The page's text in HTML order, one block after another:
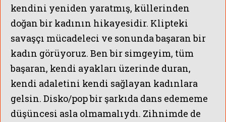
kendini yeniden yaratmış, küllerinden
doğan bir kadının hikayesidir. Klipteki
savaşçı mücadeleci ve sonunda başaran bir
kadın görüyoruz. Ben bir simgeyim, tüm
başaran, kendi ayakları üzerinde duran,
kendi adaletini kendi sağlayan kadınlara
gelsin. Disko/pop bir şarkıda dans edememe
düşüncesi asla olmamalıydı. Zihnimde de